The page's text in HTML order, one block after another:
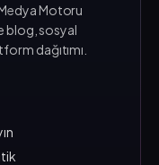
Motoru
blog, sosyal
dağıtımı.